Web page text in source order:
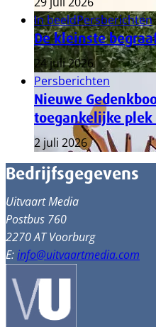
In beeldPersberichten
De kleinste
24 juli 2026
Persberichten
Nieuwe
toegankelijke
2 juli 2026
Bedrijfsgegevens
Uitvaart Media
Postbus 760
2270 AT Voorburg
E:info@uitvaartmedia.com